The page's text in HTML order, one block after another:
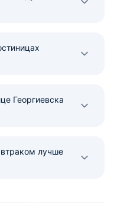
Георгиевска
лучше